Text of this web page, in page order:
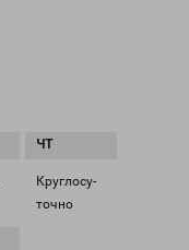
Круглосу­
точно